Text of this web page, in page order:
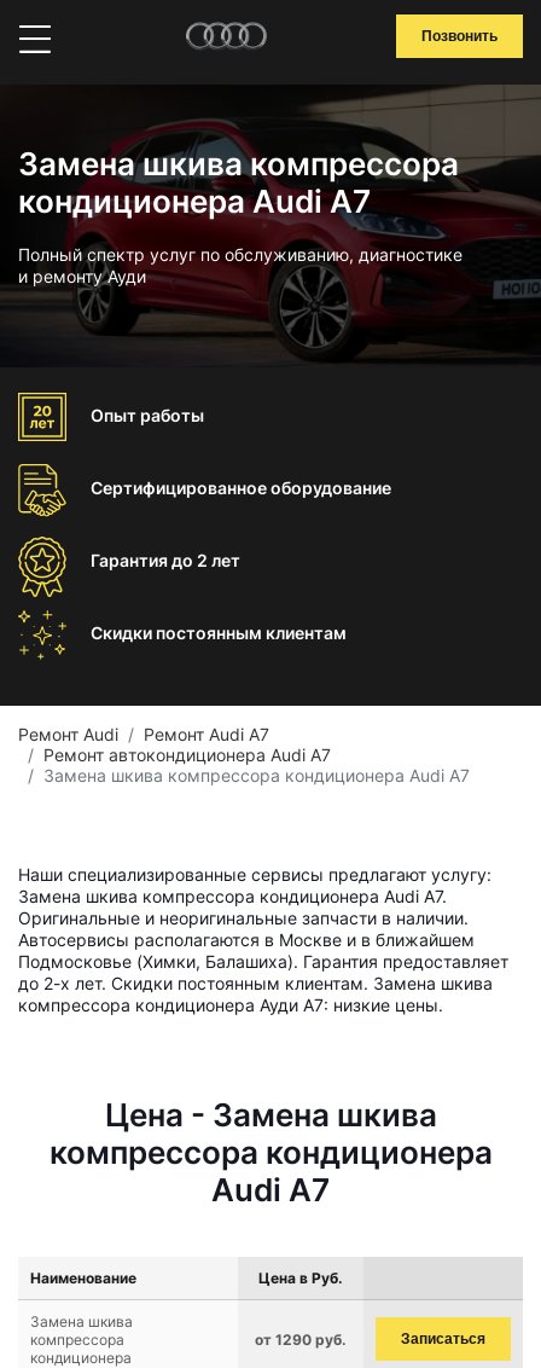
Позвонить
Замена шкива компрессора
кондиционера Audi A7
Полный спектр услуг по обслуживанию, диагностике
и ремонту Ауди
Опыт работы
Сертифицированноеоборудование
Гарантиядо 2 лет
Скидки постоянным клиентам
Ремонт Audi
Ремонт Audi A7
Ремонт автокондиционера Audi A7
Замена шкива компрессора кондиционера Audi A7
Наши специализированные сервисы предлагают услугу:
Замена шкива компрессора кондиционера Audi A7.
Оригинальные и неоригинальные запчасти в наличии.
Автосервисы располагаются в Москве и в ближайшем
Подмосковье (Химки, Балашиха). Гарантия предоставляет
до 2-х лет. Скидки постоянным клиентам. Замена шкива
компрессора кондиционера Ауди А7: низкие цены.
Цена - Замена шкива
компрессора кондиционера
Audi A7
Наименование Цена в Руб.
Замена шкива
компрессора
кондиционера
от 1290 руб. Записаться